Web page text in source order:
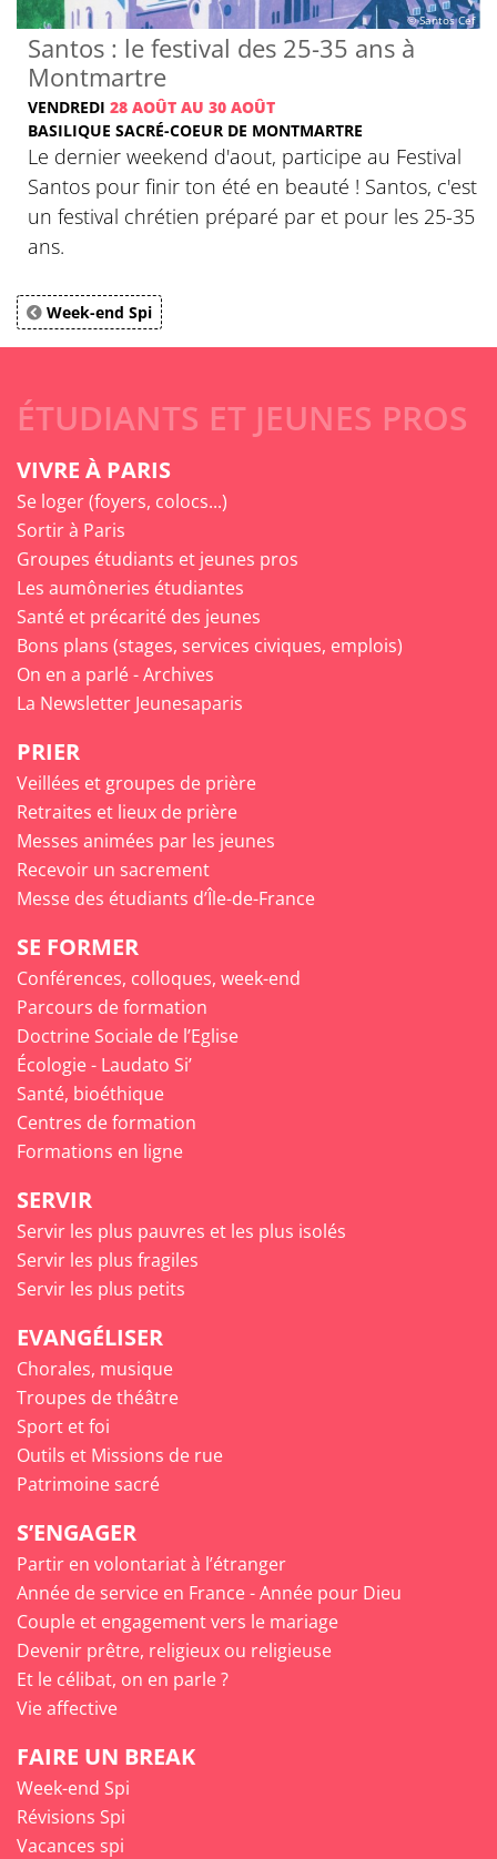
© Santos Cef
Santos : le festival des 25-35 ans à
Montmartre
VENDREDI 28 AOÛT AU 30 AOÛT
BASILIQUE SACRÉ-COEUR DE MONTMARTRE
Le dernier weekend d'aout, participe au Festival
Santos pour finir ton été en beauté ! Santos, c'est
un festival chrétien préparé par et pour les 25-35
ans.
Week-end Spi
ÉTUDIANTS ET JEUNES PROS
VIVRE À PARIS
Se loger (foyers, colocs...)
Sortir à Paris
Groupes étudiants et jeunes pros
Les aumôneries étudiantes
Santé et précarité des jeunes
Bons plans (stages, services civiques, emplois)
On en a parlé - Archives
La Newsletter Jeunesaparis
PRIER
Veillées et groupes de prière
Retraites et lieux de prière
Messes animées par les jeunes
Recevoir un sacrement
Messe des étudiants d’Île-de-France
SE FORMER
Conférences, colloques, week-end
Parcours de formation
Doctrine Sociale de l’Eglise
Écologie - Laudato Si’
Santé, bioéthique
Centres de formation
Formations en ligne
SERVIR
Servir les plus pauvres et les plus isolés
Servir les plus fragiles
Servir les plus petits
EVANGÉLISER
Chorales, musique
Troupes de théâtre
Sport et foi
Outils et Missions de rue
Patrimoine sacré
S’ENGAGER
Partir en volontariat à l’étranger
Année de service en France - Année pour Dieu
Couple et engagement vers le mariage
Devenir prêtre, religieux ou religieuse
Et le célibat, on en parle ?
Vie affective
FAIRE UN BREAK
Week-end Spi
Révisions Spi
Vacances spi